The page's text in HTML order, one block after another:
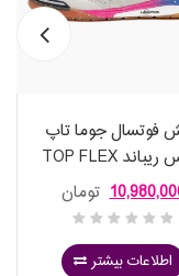
فوتسال جوما تاپ
فلکس ریباند TOP FLEX
REBOUND 2512
FUCHSIA ROYAL
تومان
اطلاعات بیشتر